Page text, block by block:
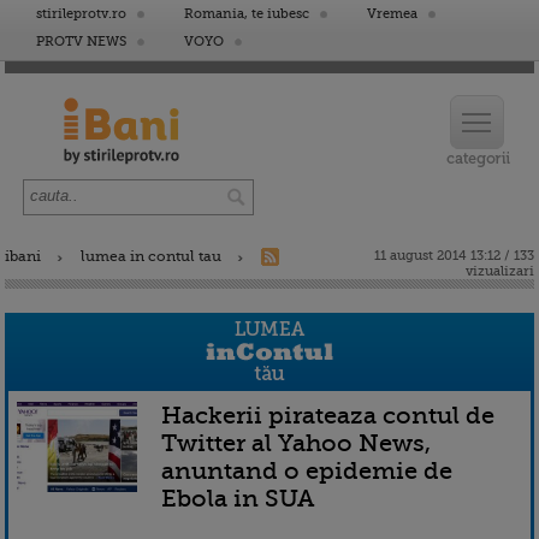
stirileprotv.ro Romania, te iubesc
Vremea
PROTV NEWS
VOYO
ibani lumea in contul tau
11 august 2014 13:12 / 133
vizualizari
Hackerii pirateaza contul de
Twitter al Yahoo News,
anuntand o epidemie de
Ebola in SUA